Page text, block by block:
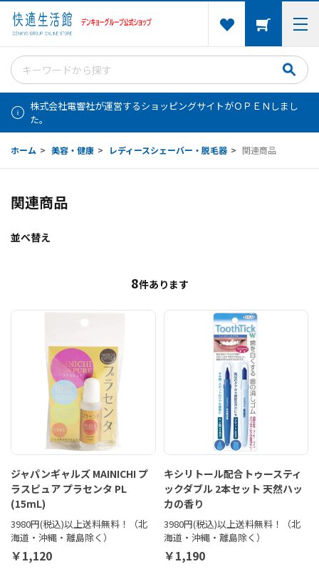
株式会社電響社が運営するショッピングサイトがＯＰＥＮしまし
た。
ホーム > 美容・健康 > レディースシェーバー・脱毛器 > 関連商品
関連商品
並べ替え
8件あります
ジャパンギャルズ MAINICHI プ
ラスピュア プラセンタ PL
(15mL)
3980円(税込)以上送料無料！（北
海道・沖縄・離島除く）
￥1,120
キシリトール配合トゥースティ
ックダブル 2本セット 天然ハッ
カの香り
3980円(税込)以上送料無料！（北
海道・沖縄・離島除く）
￥1,190